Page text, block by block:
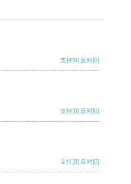
支持[0] 反对[0]
支持[0] 反对[0]
支持[0] 反对[0]